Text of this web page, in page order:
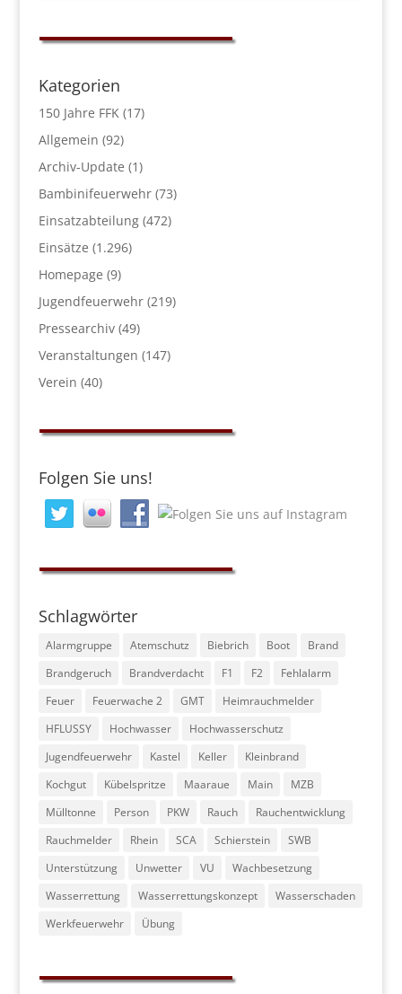
Kategorien
150 Jahre FFK(17)
Allgemein (92)
Archiv-Update (1)
Bambinifeuerwehr(73)
Einsatzabteilung(472)
Einsätze (1.296)
Homepage (9)
Jugendfeuerwehr(219)
Pressearchiv(49)
Veranstaltungen (147)
Verein (40)
Folgen Sie uns!
Schlagwörter
Alarmgruppe Atemschutz Biebrich Boot
Brand
Brandgeruch
Brandverdacht F1 F2
Fehlalarm
Feuer
Feuerwache 2 GMT
Heimrauchmelder
HFLUSSY
Hochwasser
Hochwasserschutz
Jugendfeuerwehr
Kastel Keller
Kleinbrand
Kochgut
Kübelspritze Maaraue Main
MZB
Mülltonne
Person PKW Rauch
Rauchentwicklung
Rauchmelder
Rhein SCA Schierstein
SWB
Unterstützung
Unwetter VU
Wachbesetzung
Wasserrettung
Wasserrettungskonzept
Wasserschaden
Werkfeuerwehr
Übung